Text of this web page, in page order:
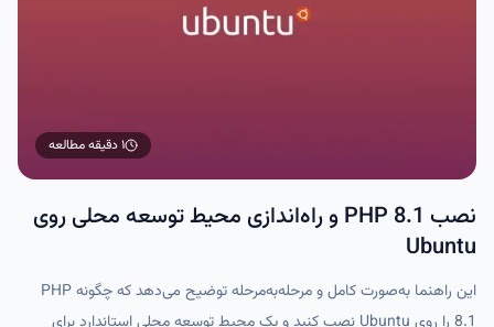
۱ دقیقه مطالعه
نصب PHP 8.1 و راه‌اندازی محیط توسعه محلی روی
Ubuntu
این راهنما به‌صورت کامل و مرحله‌به‌مرحله توضیح می‌دهد که چگونه PHP